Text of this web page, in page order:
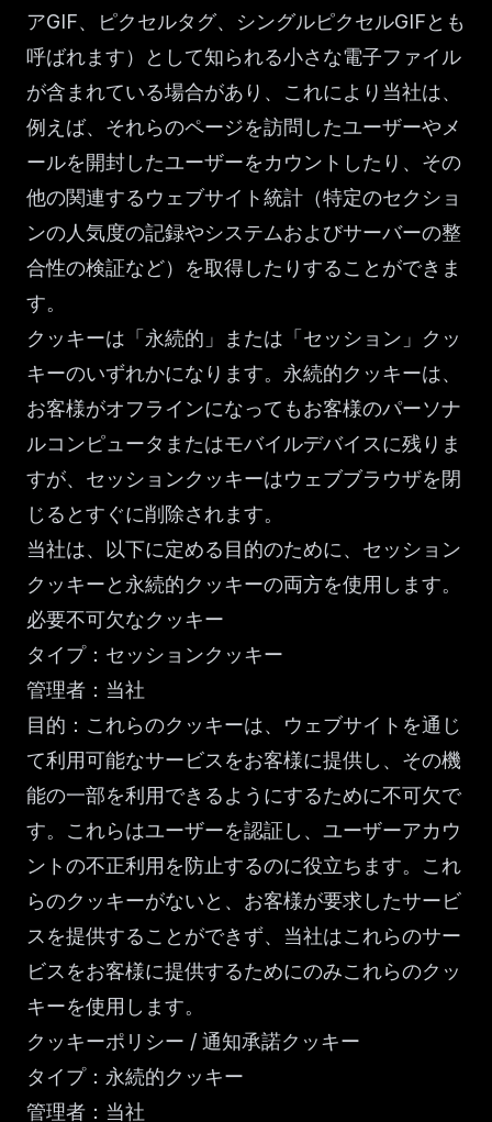
アGIF、ピクセルタグ、シングルピクセルGIFとも
呼ばれます）として知られる小さな電子ファイル
が含まれている場合があり、これにより当社は、
例えば、それらのページを訪問したユーザーやメ
ールを開封したユーザーをカウントしたり、その
他の関連するウェブサイト統計（特定のセクショ
ンの人気度の記録やシステムおよびサーバーの整
合性の検証など）を取得したりすることができま
す。
クッキーは「永続的」または「セッション」クッ
キーのいずれかになります。永続的クッキーは、
お客様がオフラインになってもお客様のパーソナ
ルコンピュータまたはモバイルデバイスに残りま
すが、セッションクッキーはウェブブラウザを閉
じるとすぐに削除されます。
当社は、以下に定める目的のために、セッション
クッキーと永続的クッキーの両方を使用します。
必要不可欠なクッキー
タイプ：セッションクッキー
管理者：当社
目的：これらのクッキーは、ウェブサイトを通じ
て利用可能なサービスをお客様に提供し、その機
能の一部を利用できるようにするために不可欠で
す。これらはユーザーを認証し、ユーザーアカウ
ントの不正利用を防止するのに役立ちます。これ
らのクッキーがないと、お客様が要求したサービ
スを提供することができず、当社はこれらのサー
ビスをお客様に提供するためにのみこれらのクッ
キーを使用します。
クッキーポリシー / 通知承諾クッキー
タイプ：永続的クッキー
管理者：当社